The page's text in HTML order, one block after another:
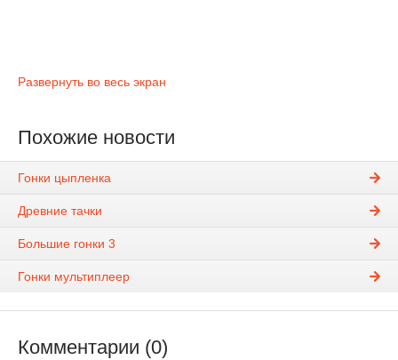
Развернуть во весь экран
Похожие новости
Гонки цыпленка
Древние тачки
Большие гонки 3
Гонки мультиплеер
Комментарии (0)